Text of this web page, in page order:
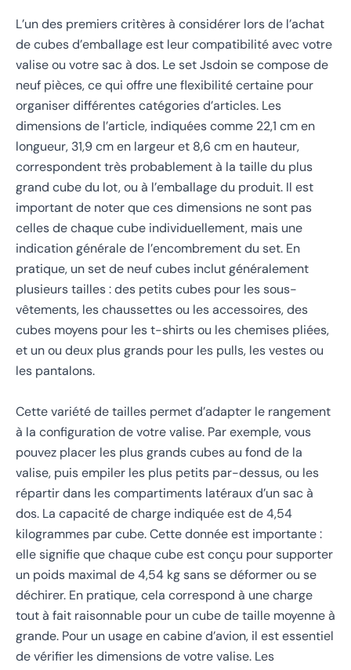
L’un des premiers critères à considérer lors de l’achat
de cubes d’emballage est leur compatibilité avec votre
valise ou votre sac à dos. Le set Jsdoin se compose de
neuf pièces, ce qui offre une flexibilité certaine pour
organiser différentes catégories d’articles. Les
dimensions de l’article, indiquées comme 22,1 cm en
longueur, 31,9 cm en largeur et 8,6 cm en hauteur,
correspondent très probablement à la taille du plus
grand cube du lot, ou à l’emballage du produit. Il est
important de noter que ces dimensions ne sont pas
celles de chaque cube individuellement, mais une
indication générale de l’encombrement du set. En
pratique, un set de neuf cubes inclut généralement
plusieurs tailles : des petits cubes pour les sous-
vêtements, les chaussettes ou les accessoires, des
cubes moyens pour les t-shirts ou les chemises pliées,
et un ou deux plus grands pour les pulls, les vestes ou
les pantalons.
Cette variété de tailles permet d’adapter le rangement
à la configuration de votre valise. Par exemple, vous
pouvez placer les plus grands cubes au fond de la
valise, puis empiler les plus petits par-dessus, ou les
répartir dans les compartiments latéraux d’un sac à
dos. La capacité de charge indiquée est de 4,54
kilogrammes par cube. Cette donnée est importante :
elle signifie que chaque cube est conçu pour supporter
un poids maximal de 4,54 kg sans se déformer ou se
déchirer. En pratique, cela correspond à une charge
tout à fait raisonnable pour un cube de taille moyenne à
grande. Pour un usage en cabine d’avion, il est essentiel
de vérifier les dimensions de votre valise. Les